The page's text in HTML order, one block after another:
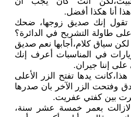
أنا هكذا أفضل.
تقول إنك صديق زوجها، ضحك
طاولة التشريح في الدائرة؟
سياق كلام،أجابها نعم صديق
في المناسبات أعرف إنك
إننا جيران.
يدها تفتح الزر الأعلى
وفتحت الزر الآخر بان صدرها
بين كفتي عفريت.
بعمر خمسة عشر سنة،